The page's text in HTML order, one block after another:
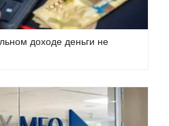
доходе деньги не